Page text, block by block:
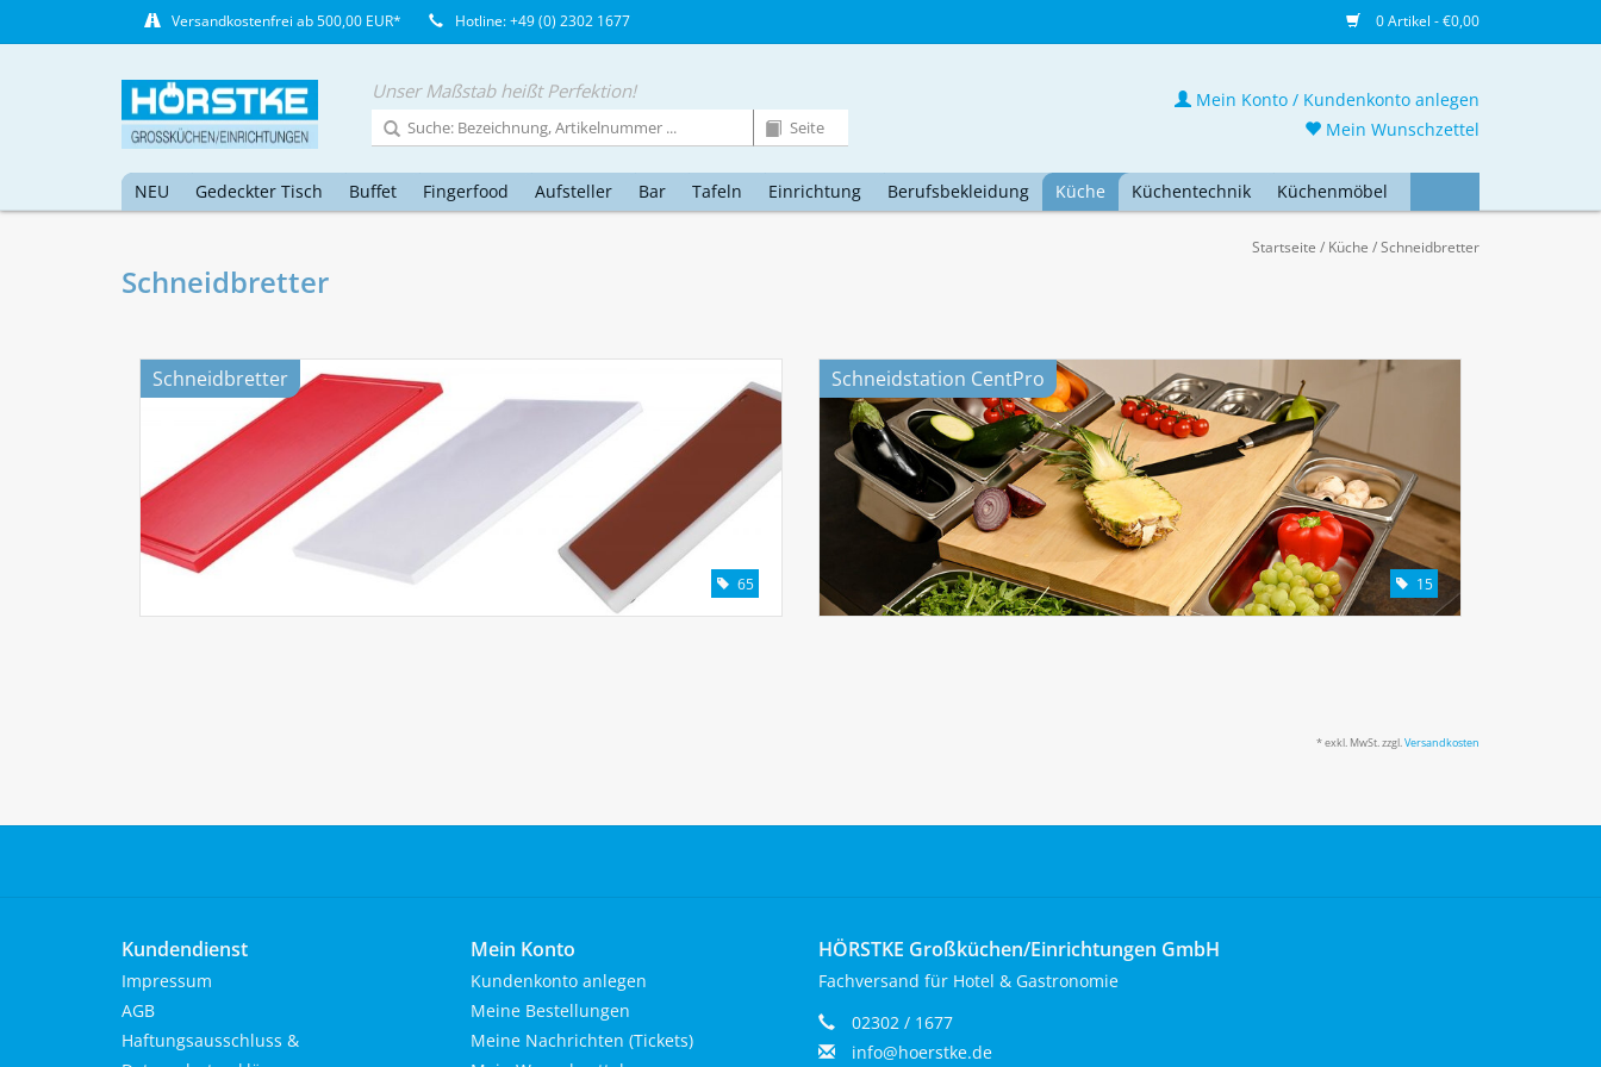
Versandkostenfrei ab 500,00 EUR* Hotline: +49 (0) 2302 1677 0 Artikel - €0,00
Unser Maßstab heißt Perfektion!
NEU Gedeckter Tisch Buffet Fingerfood Aufsteller Bar Tafeln Einrichtung Berufsbekleidung Küche Küchentechnik Küchenmöbel
Mein Konto / Kundenkonto anlegen
Mein Wunschzettel
Startseite / Küche /Schneidbretter
Schneidbretter
Schneidbretter
65
Schneidstation CentPro
15
* exkl. MwSt. zzgl.Versandkosten
Kundendienst
Impressum
AGB
Haftungsausschluss &
Mein Konto
Kundenkonto anlegen
Meine Bestellungen
Meine Nachrichten (Tickets)
HÖRSTKE Großküchen/Einrichtungen GmbH
Fachversand für Hotel & Gastronomie
02302 / 1677
info@hoerstke.de